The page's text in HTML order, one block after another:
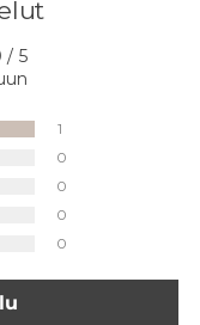
/ 5
1
0
0
0
0